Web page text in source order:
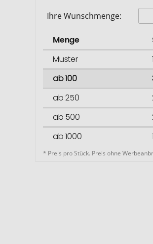
Ihre Wunschmenge:
Menge
Muster
ab 100
ab 250
ab 500
ab 1000
* Preis pro Stück. Preis ohne